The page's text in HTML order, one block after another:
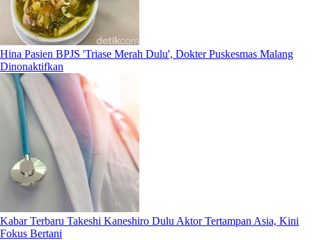
Hina Pasien BPJS 'Triase Merah Dulu', Dokter Puskesmas Malang
Dinonaktifkan
Kabar Terbaru Takeshi Kaneshiro Dulu Aktor Tertampan Asia, Kini
Fokus Bertani